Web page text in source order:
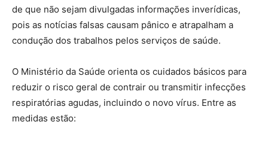
de que não sejam divulgadas informações inverídicas,
pois as notícias falsas causam pânico e atrapalham a
condução dos trabalhos pelos serviços de saúde.
O Ministério da Saúde orienta os cuidados básicos para
reduzir o risco geral de contrair ou transmitir infecções
respiratórias agudas, incluindo o novo vírus. Entre as
medidas estão: